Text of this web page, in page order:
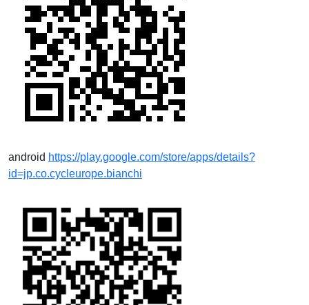
android https://play.google.com/store/apps/details?
id=jp.co.cycleurope.bianchi